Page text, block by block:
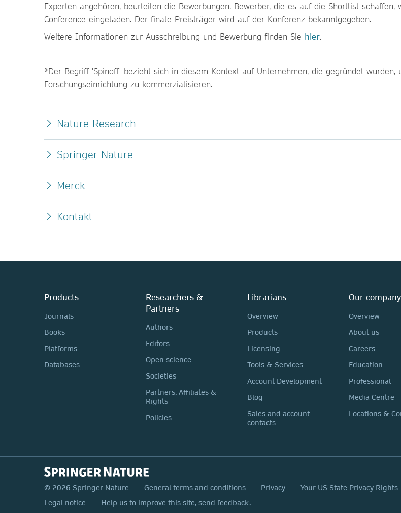
Experten angehören, beurteilen die Bewerbungen. Bewerber, die es auf die Shortlist
Conference eingeladen. Der finale Preisträger wird auf der Konferenz bekanntgegeben.
Weitere Informationen zur Ausschreibung und Bewerbung finden Sie hier.
*Der Begriff 'Spinoff' bezieht sich in diesem Kontext auf Unternehmen, die gegründet wurden,
Forschungseinrichtung zu kommerzialisieren.
Nature Research
Springer Nature
Merck
Kontakt
Products
Journals
Books
Platforms
Databases
Researchers &
Partners
Authors
Editors
Open science
Societies
Partners, Affiliates &
Rights
Policies
Librarians
Overview
Products
Licensing
Tools & Services
Account Development
Blog
Sales and account
contacts
Our company
Overview
About us
Careers
Education
Professional
Media Centre
Locations &
© 2026 Springer Nature General terms and conditions Privacy Your US State Privacy Rights
Legal notice
Help us to improve this site, send feedback.